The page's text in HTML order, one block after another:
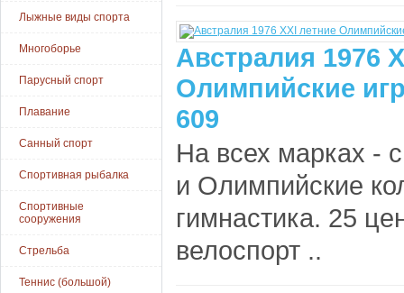
Лыжные виды спорта
Многоборье
Парусный спорт
Плавание
Санный спорт
Спортивная рыбалка
Спортивные
сооружения
Стрельба
Теннис (большой)
Австралия 1976
Олимпийские
609
На всех марках -
и Олимпийские
гимнастика. 25
велоспорт ..